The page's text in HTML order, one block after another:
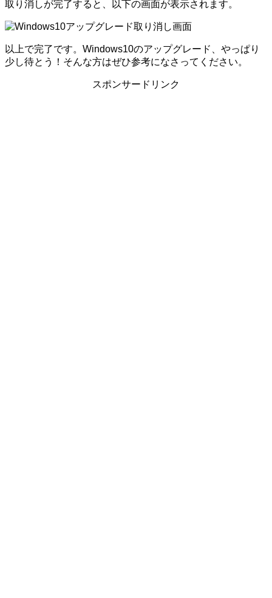
取り消しが完了すると、以下の画面が表示されます。
以上で完了です。Windows10のアップグレード、やっぱり
少し待とう！そんな方はぜひ参考になさってください。
スポンサードリンク